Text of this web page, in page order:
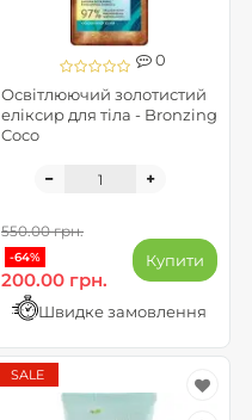
0
Освітлюючий золотистий
еліксир для тіла - Bronzing
Coco
550.00 грн.
-64%
200.00 грн.
Купити
Швидке замовлення
SALE